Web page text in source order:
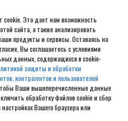
cookie. Это дает нам возможность
сайта, а также анализировать
продукты и сервисы. Оставаясь на
Вы соглашаетесь с условиями
данных, содержащихся в cookie-
защиты и обработки
контрагентов и пользователей
Ваши вышеперечисленные данные
обработку файлов cookie и сбор
Вашего браузера или
в Орехово-